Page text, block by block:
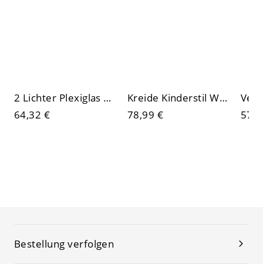
2 Lichter Plexiglas Wandleuchte mit Umgebungs-Kreideschirm, Wandleuchte, Goldene Lichtfarbtemperatur
64,32 €
Kreide Kinderstil Wandleuchte mit polymerisiertem Material
78,99 €
Bestellung verfolgen